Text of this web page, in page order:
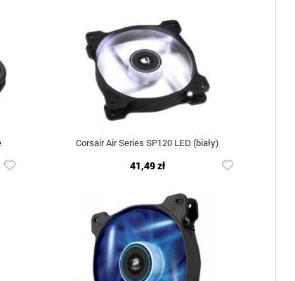
Corsair Air Series SP120 LED (biały)
41,49 zł